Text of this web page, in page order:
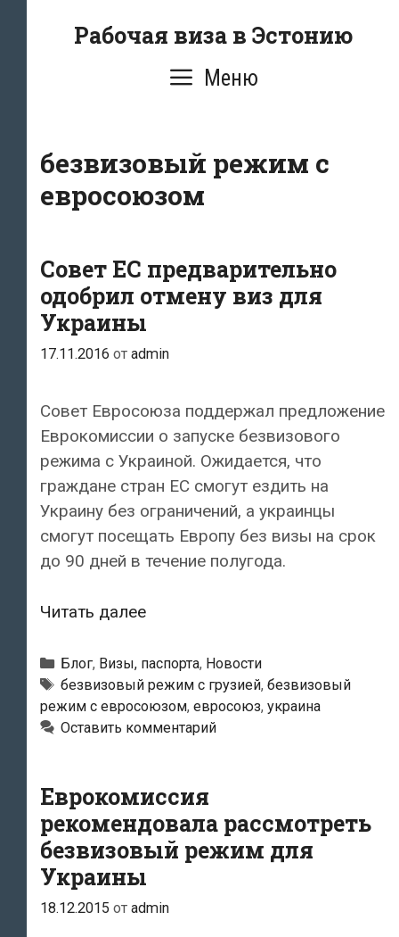
Рабочая виза в Эстонию
Меню
безвизовый режим с
евросоюзом
Совет ЕС предварительно
одобрил отмену виз для
Украины
17.11.2016 от admin
Совет Евросоюза поддержал предложение
Еврокомиссии о запуске безвизового
режима с Украиной. Ожидается, что
граждане стран ЕС смогут ездить на
Украину без ограничений, а украинцы
смогут посещать Европу без визы на срок
до 90 дней в течение полугода.
Читать далееСовет
предварительно
одобрил
отмену
виз
Рубрики
Блог, Визы, паспорта, Новости
Метки
безвизовый режим с грузией, безвизовый
режим с евросоюзом, евросоюз, украина
Оставить комментарий
Еврокомиссия
рекомендовала рассмотреть
безвизовый режим для
Украины
18.12.2015 от admin